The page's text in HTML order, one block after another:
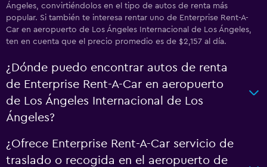
Ángeles, convirtiéndolos en el tipo de autos de renta más
popular. Si también te interesa rentar uno de Enterprise Rent-A-
Car en aeropuerto de Los Ángeles Internacional de Los Ángeles,
ten en cuenta que el precio promedio es de $2,157 al día.
¿Dónde puedo encontrar autos de renta
de Enterprise Rent-A-Car en aeropuerto
de Los Ángeles Internacional de Los
Ángeles?
¿Ofrece Enterprise Rent-A-Car servicio de
traslado o recogida en el aeropuerto de